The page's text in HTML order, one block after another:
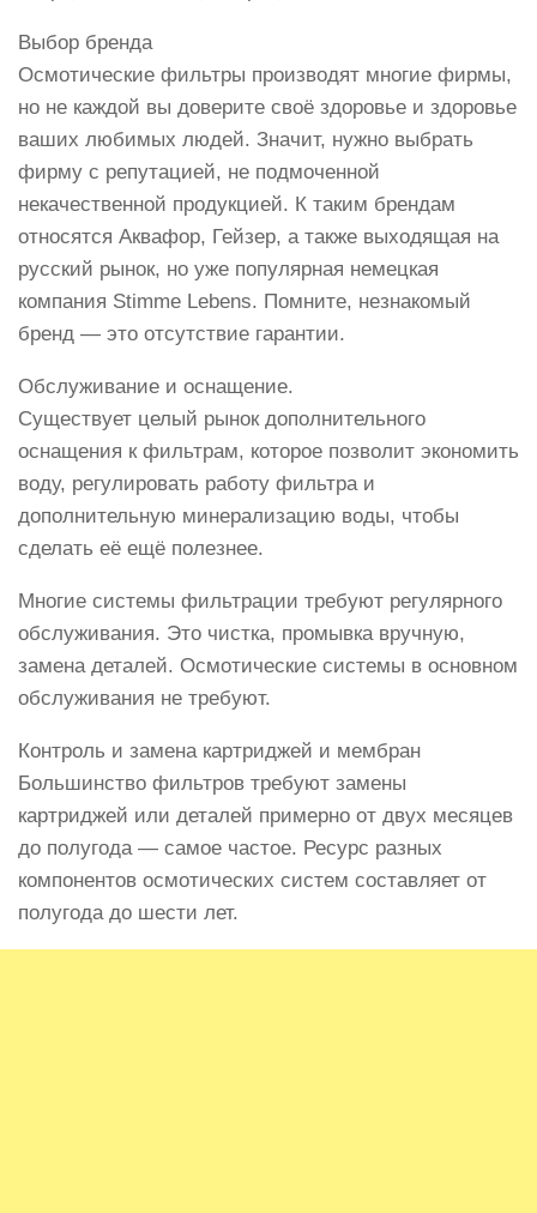
Выбор бренда
Осмотические фильтры производят многие фирмы,
но не каждой вы доверите своё здоровье и здоровье
ваших любимых людей. Значит, нужно выбрать
фирму с репутацией, не подмоченной
некачественной продукцией. К таким брендам
относятся Аквафор, Гейзер, а также выходящая на
русский рынок, но уже популярная немецкая
компания Stimme Lebens. Помните, незнакомый
бренд — это отсутствие гарантии.
Обслуживание и оснащение.
Существует целый рынок дополнительного
оснащения к фильтрам, которое позволит экономить
воду, регулировать работу фильтра и
дополнительную минерализацию воды, чтобы
сделать её ещё полезнее.
Многие системы фильтрации требуют регулярного
обслуживания. Это чистка, промывка вручную,
замена деталей. Осмотические системы в основном
обслуживания не требуют.
Контроль и замена картриджей и мембран
Большинство фильтров требуют замены
картриджей или деталей примерно от двух месяцев
до полугода — самое частое. Ресурс разных
компонентов осмотических систем составляет от
полугода до шести лет.